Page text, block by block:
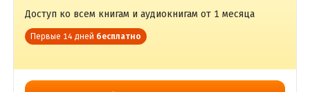
Доступ ко всем книгам и аудиокнигам от 1 месяца
Первые 14 дней бесплатно